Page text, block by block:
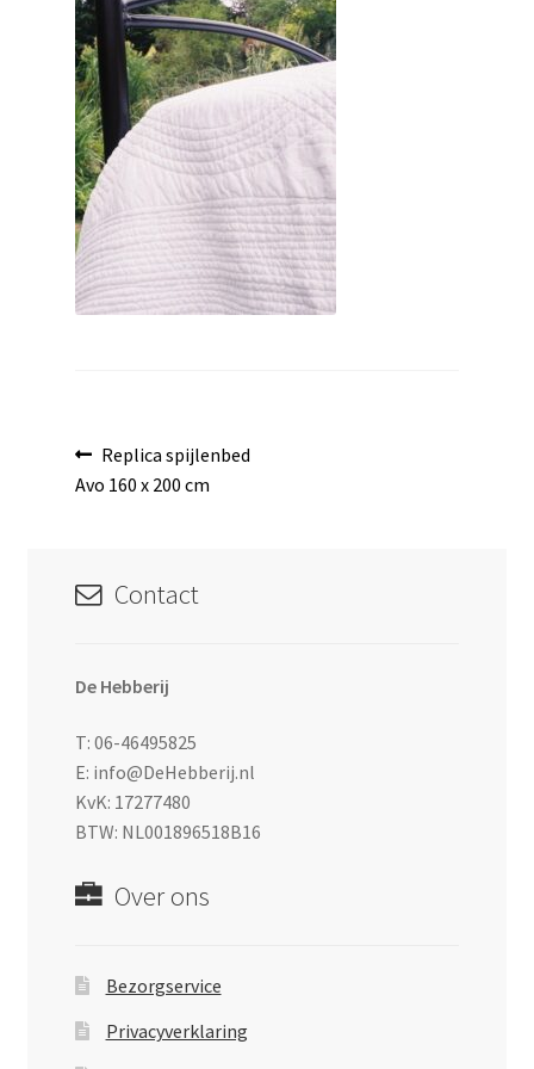
Bericht
navigatie
Vorig
bericht:
Replica spijlenbed
Avo 160 x 200 cm
Contact
De Hebberij
T: 06-46495825
E: info@DeHebberij.nl
KvK: 17277480
BTW: NL001896518B16
Over ons
Bezorgservice
Privacyverklaring